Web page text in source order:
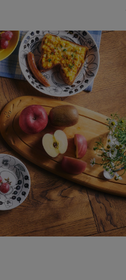
活躍します。
して使うのもありです。
群。
ょう。